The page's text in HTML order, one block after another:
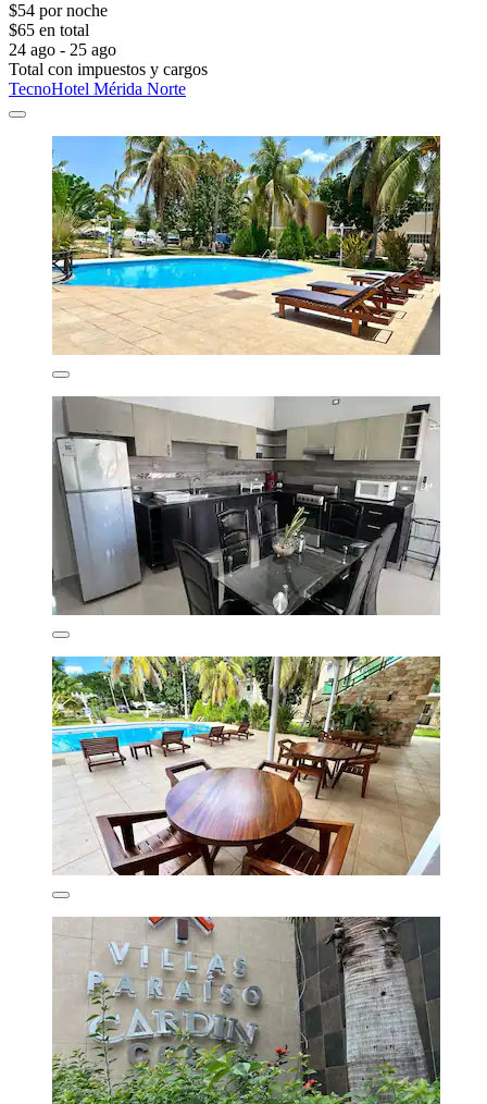
$54 por noche
$65 en total
24 ago - 25 ago
Total con impuestos y cargos
TecnoHotel Mérida Norte